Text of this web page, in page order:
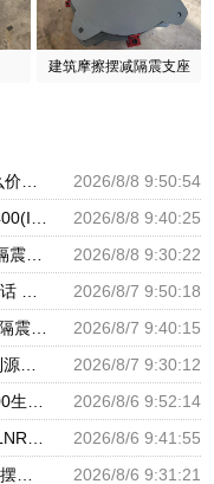
建筑摩擦摆减隔震支座
2026/8/8 9:50:54
2026/8/8 9:40:25
2026/8/8 9:30:22
2026/8/7 9:50:18
2026/8/7 9:40:15
2026/8/7 9:30:12
2026/8/6 9:52:14
2026/8/6 9:41:55
2026/8/6 9:31:21